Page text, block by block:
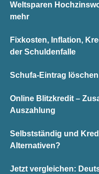
Weltsparen
mehr
Fixkosten, Inflation,
der Schuldenfalle
Schufa-Eintrag
Online Blitzkredit –
Auszahlung
Selbstständig und
Alternativen?
Jetzt vergleichen: